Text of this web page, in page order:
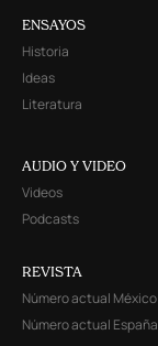
ENSAYOS
Historia
Ideas
Literatura
AUDIO Y VIDEO
Videos
Podcasts
REVISTA
Número actual México
Número actual España